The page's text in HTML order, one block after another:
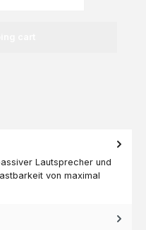
Lautsprecher und
von maximal